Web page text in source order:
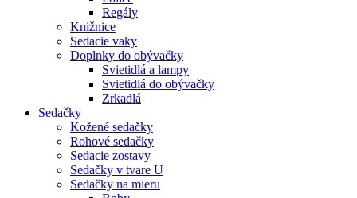
Regály
Knižnice
Sedacie vaky
Doplnky do obývačky
Svietidlá a lampy
Svietidlá do obývačky
Zrkadlá
Sedačky
Kožené sedačky
Rohové sedačky
Sedacie zostavy
Sedačky v tvare U
Sedačky na mieru